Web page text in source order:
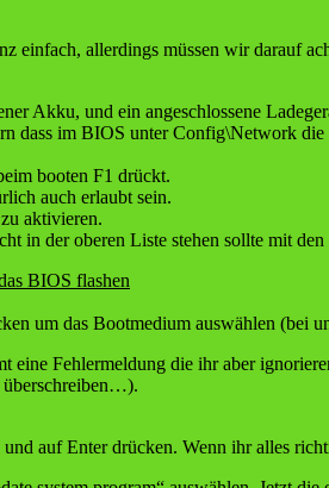
einfach, allerdings müssen wir darauf
Akku, und ein angeschlossene
dass im BIOS unter Config\Network
booten F1 drückt.
auch erlaubt sein.
aktivieren.
in der oberen Liste stehen sollte mit
BIOS flashen
um das Bootmedium auswählen (bei
eine Fehlermeldung die ihr aber
überschreiben…).
auf Enter drücken. Wenn ihr alles